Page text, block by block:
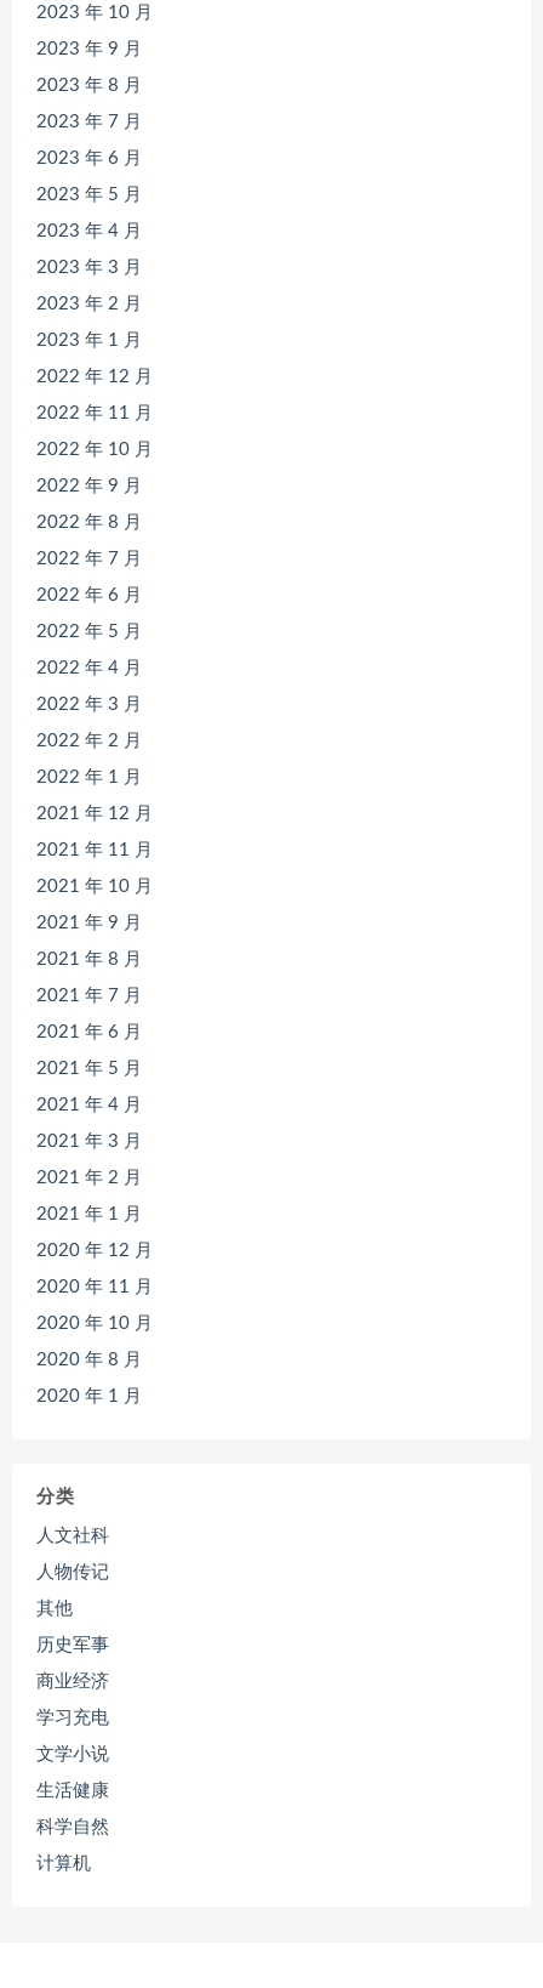
2023 年 10 月
2023 年 9 月
2023 年 8 月
2023 年 7 月
2023 年 6 月
2023 年 5 月
2023 年 4 月
2023 年 3 月
2023 年 2 月
2023 年 1 月
2022 年 12 月
2022 年 11 月
2022 年 10 月
2022 年 9 月
2022 年 8 月
2022 年 7 月
2022 年 6 月
2022 年 5 月
2022 年 4 月
2022 年 3 月
2022 年 2 月
2022 年 1 月
2021 年 12 月
2021 年 11 月
2021 年 10 月
2021 年 9 月
2021 年 8 月
2021 年 7 月
2021 年 6 月
2021 年 5 月
2021 年 4 月
2021 年 3 月
2021 年 2 月
2021 年 1 月
2020 年 12 月
2020 年 11 月
2020 年 10 月
2020 年 8 月
2020 年 1 月
分类
人文社科
人物传记
其他
历史军事
商业经济
学习充电
文学小说
生活健康
科学自然
计算机